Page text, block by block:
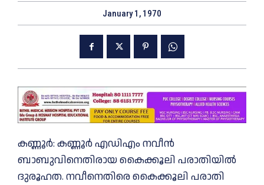
January 1, 1970
കണ്ണൂര്‍: കണ്ണൂര്‍ എഡിഎം നവീന്‍
ബാബുവിനെതിരായ കൈക്കൂലി പരാതിയില്‍
ദുരൂഹത. നവീനെതിരെ കൈക്കൂലി പരാതി